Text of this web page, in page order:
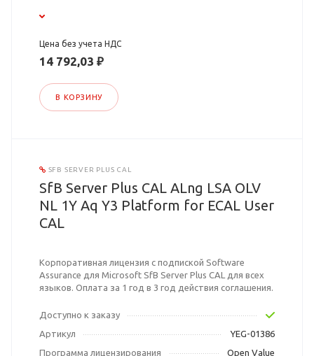
Цена без учета НДС
14 792,03 ₽
В КОРЗИНУ
SFB SERVER PLUS CAL
SfB Server Plus CAL ALng LSA OLV
NL 1Y Aq Y3 Platform for ECAL User
CAL
Корпоративная лицензия с подпиской Software
Assurance для Microsoft SfB Server Plus CAL для всех
языков. Оплата за 1 год в 3 год действия соглашения.
Доступно к заказу
Артикул
YEG-01386
Программа лицензирования
Open Value